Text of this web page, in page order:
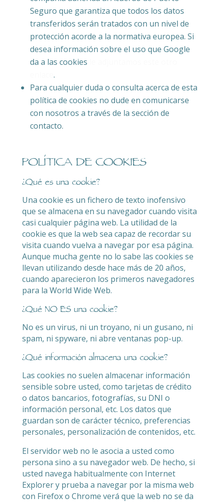
Seguro que garantiza que todos los datos
transferidos serán tratados con un nivel de
protección acorde a la normativa europea. Si
desea información sobre el uso que Google
da a las cookies
.
Para cualquier duda o consulta acerca de esta
política de cookies no dude en comunicarse
con nosotros a través de la sección de
contacto.
POLÍTICA DE COOKIES
¿Qué es una cookie?
Una cookie es un fichero de texto inofensivo
que se almacena en su navegador cuando visita
casi cualquier página web. La utilidad de la
cookie es que la web sea capaz de recordar su
visita cuando vuelva a navegar por esa página.
Aunque mucha gente no lo sabe las cookies se
llevan utilizando desde hace más de 20 años,
cuando aparecieron los primeros navegadores
para la World Wide Web.
¿Qué NO ES una cookie?
No es un virus, ni un troyano, ni un gusano, ni
spam, ni spyware, ni abre ventanas pop-up.
¿Qué información almacena una cookie?
Las cookies no suelen almacenar información
sensible sobre usted, como tarjetas de crédito
o datos bancarios, fotografías, su DNI o
información personal, etc. Los datos que
guardan son de carácter técnico, preferencias
personales, personalización de contenidos, etc.
El servidor web no le asocia a usted como
persona sino a su navegador web. De hecho, si
usted navega habitualmente con Internet
Explorer y prueba a navegar por la misma web
con Firefox o Chrome verá que la web no se da